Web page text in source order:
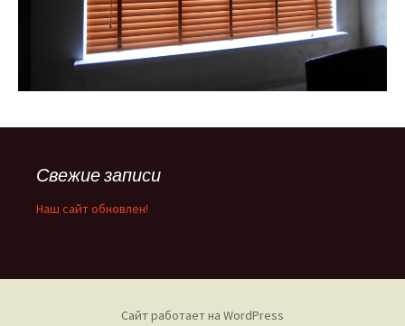
Свежие записи
Наш сайт обновлен!
Сайт работает на WordPress